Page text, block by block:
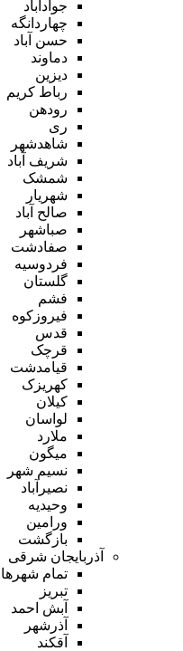
جوادآباد
چهاردانگه
حسن آباد
دماوند
دیزین
رباط کریم
رودهن
ری
شاهدشهر
شریف آباد
شمشک
شهریار
صالح آباد
صباشهر
صفادشت
فردوسیه
گلستان
فشم
فیروزکوه
قدس
قرچک
قیامدشت
کهریزک
کیلان
لواسان
ملارد
میگون
نسیم شهر
نصیرآباد
وحیدیه
ورامین
بازگشت
آذربایجان شرقی
تمام شهر‌ها
تبریز
آبش احمد
آذرشهر
آقکند